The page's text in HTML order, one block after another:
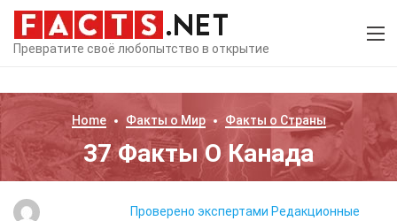
Превратите своё любопытство в открытие
Home Факты о Мир Факты о Страны
37 Факты О Канада
Проверено экспертами Редакционные